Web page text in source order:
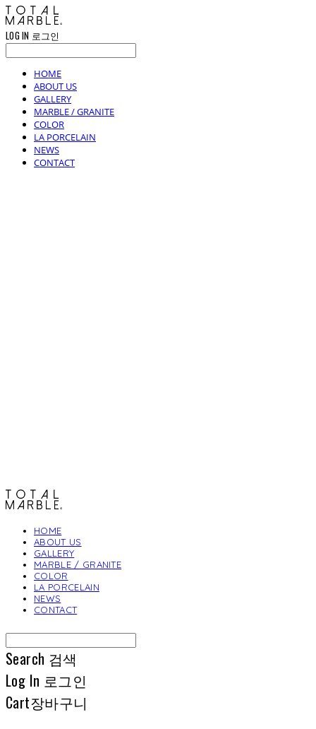
LOG IN 로그인
HOME
ABOUT US
GALLERY
MARBLE / GRANITE
COLOR
LA PORCELAIN
NEWS
CONTACT
HOME
ABOUT US
GALLERY
MARBLE / GRANITE
COLOR
LA PORCELAIN
NEWS
CONTACT
Search 검색
Log In 로그인
Cart장바구니